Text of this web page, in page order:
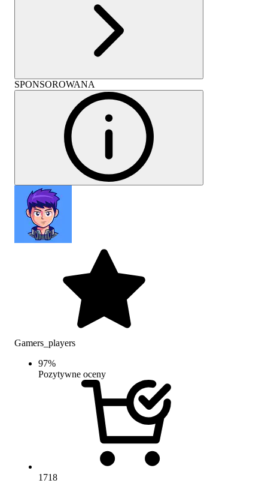
SPONSOROWANA
Gamers_players
97%
Pozytywne oceny
1718